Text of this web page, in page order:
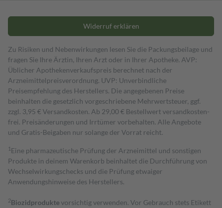
Widerruf erklären
Zu Risiken und Nebenwirkungen lesen Sie die Packungsbeilage und
fragen Sie Ihre Ärztin, Ihren Arzt oder in Ihrer Apotheke. AVP:
Üblicher Apothekenverkaufspreis berechnet nach der
Arzneimittelpreisverordnung. UVP: Unverbindliche
Preisempfehlung des Herstellers. Die angegebenen Preise
beinhalten die gesetzlich vorgeschriebene Mehrwertsteuer, ggf.
zzgl. 3,95 € Versandkosten. Ab 29,00 € Bestell­wert versand­kosten­
frei. Preisänderungen und Irrtümer vorbehalten. Alle Angebote
und Gratis-Beigaben nur solange der Vorrat reicht.
1 Eine pharmazeutische Prüfung der Arzneimittel und sonstigen
Produkte in deinem Warenkorb beinhaltet die Durchführung von
Wechselwirkungschecks und die Prüfung etwaiger
Anwendungshinweise des Herstellers.
2Biozidproduktevorsichtig verwenden. Vor Gebrauch stets Etikett